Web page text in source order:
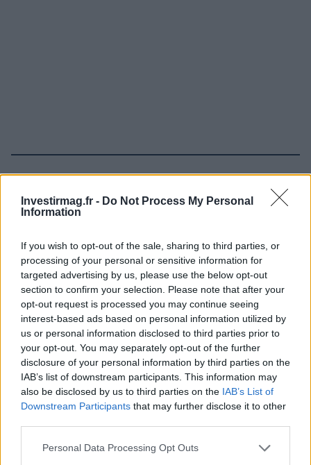
Investirmag.fr - Do Not Process My Personal
Information
If you wish to opt-out of the sale, sharing to third parties, or
processing of your personal or sensitive information for
targeted advertising by us, please use the below opt-out
section to confirm your selection. Please note that after your
opt-out request is processed you may continue seeing
interest-based ads based on personal information utilized by
us or personal information disclosed to third parties prior to
your opt-out. You may separately opt-out of the further
disclosure of your personal information by third parties on the
IAB’s list of downstream participants. This information may
also be disclosed by us to third parties on the IAB’s List of
Downstream Participants that may further disclose it to other
Please note that this website/app uses one or more Google
Personal Data Processing Opt Outs
Continuez la lecture
LA FINANCE
Duration et convexité : comment les taux influencent les prix
des obligations